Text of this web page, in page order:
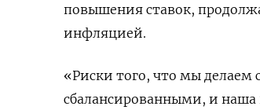
повышения ставок,
инфляцией.
«Риски того, что мы
сбалансированными, и наша